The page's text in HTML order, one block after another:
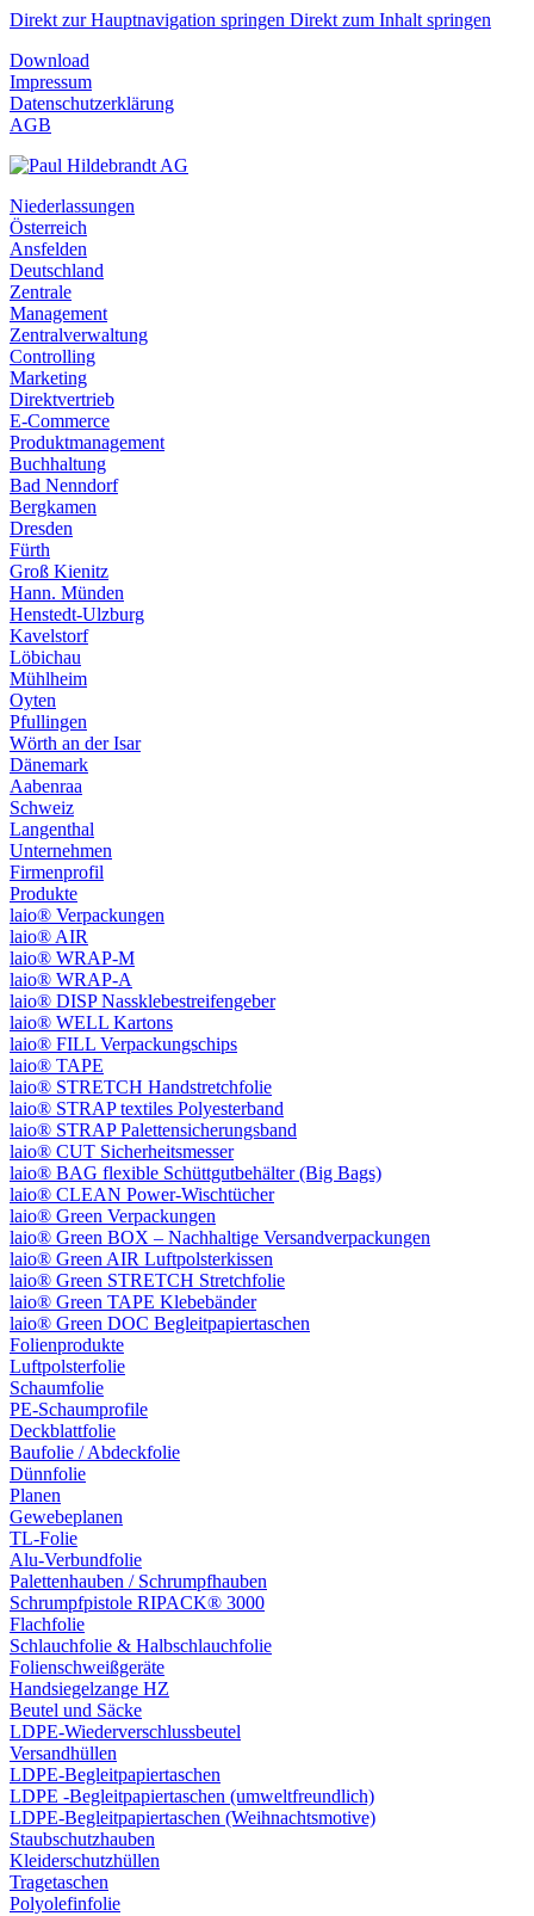
Direkt zur Hauptnavigation springen Direkt zum Inhalt springen
Download
Impressum
Datenschutzerklärung
AGB
Niederlassungen
Österreich
Ansfelden
Deutschland
Zentrale
Management
Zentralverwaltung
Controlling
Marketing
Direktvertrieb
E-Commerce
Produktmanagement
Buchhaltung
Bad Nenndorf
Bergkamen
Dresden
Fürth
Groß Kienitz
Hann. Münden
Henstedt-Ulzburg
Kavelstorf
Löbichau
Mühlheim
Oyten
Pfullingen
Wörth an der Isar
Dänemark
Aabenraa
Schweiz
Langenthal
Unternehmen
Firmenprofil
Produkte
laio® Verpackungen
laio® AIR
laio® WRAP-M
laio® WRAP-A
laio® DISP Nassklebestreifengeber
laio® WELL Kartons
laio® FILL Verpackungschips
laio® TAPE
laio® STRETCH Handstretchfolie
laio® STRAP textiles Polyesterband
laio® STRAP Palettensicherungsband
laio® CUT Sicherheitsmesser
laio® BAG flexible Schüttgutbehälter (Big Bags)
laio® CLEAN Power-Wischtücher
laio® Green Verpackungen
laio® Green BOX – Nachhaltige Versandverpackungen
laio® Green AIR Luftpolsterkissen
laio® Green STRETCH Stretchfolie
laio® Green TAPE Klebebänder
laio® Green DOC Begleitpapiertaschen
Folienprodukte
Luftpolsterfolie
Schaumfolie
PE-Schaumprofile
Deckblattfolie
Baufolie / Abdeckfolie
Dünnfolie
Planen
Gewebeplanen
TL-Folie
Alu-Verbundfolie
Palettenhauben / Schrumpfhauben
Schrumpfpistole RIPACK® 3000
Flachfolie
Schlauchfolie & Halbschlauchfolie
Folienschweißgeräte
Handsiegelzange HZ
Beutel und Säcke
LDPE-Wiederverschlussbeutel
Versandhüllen
LDPE-Begleitpapiertaschen
LDPE -Begleitpapiertaschen (umweltfreundlich)
LDPE-Begleitpapiertaschen (Weihnachtsmotive)
Staubschutzhauben
Kleiderschutzhüllen
Tragetaschen
Polyolefinfolie